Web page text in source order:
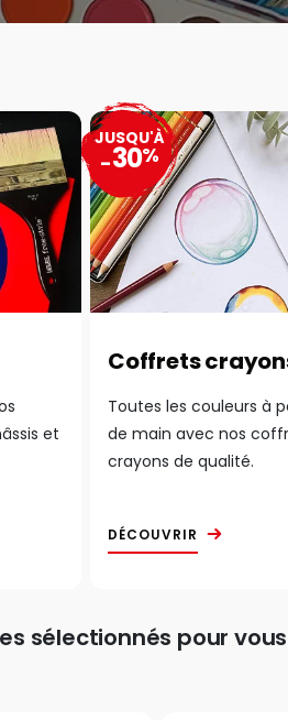
et
Coffrets
Toutes les couleurs à
de main avec nos
crayons de qualité.
DÉCOUVRIR
JUSQU'À
-30%
sélectionnés pour vous